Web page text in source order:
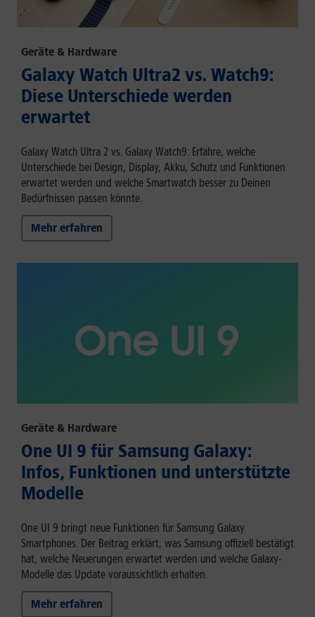
Geräte & Hardware
Galaxy Watch Ultra2 vs. Watch9:
Diese Unterschiede werden
erwartet
Galaxy Watch Ultra 2 vs. Galaxy Watch9: Erfahre, welche
Unterschiede bei Design, Display, Akku, Schutz und Funktionen
erwartet werden und welche Smartwatch besser zu Deinen
Bedürfnissen passen könnte.
Mehr erfahren
Geräte & Hardware
One UI 9 für Samsung Galaxy:
Infos, Funktionen und unterstützte
Modelle
One UI 9 bringt neue Funktionen für Samsung Galaxy
Smartphones. Der Beitrag erklärt, was Samsung offiziell bestätigt
hat, welche Neuerungen erwartet werden und welche Galaxy-
Modelle das Update voraussichtlich erhalten.
Mehr erfahren